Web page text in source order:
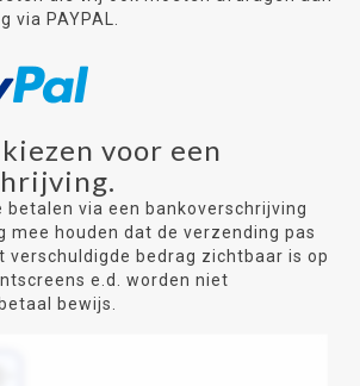
via PAYPAL.
voor een
betalen via een bankoverschrijving
mee houden dat de verzending pas
verschuldigde bedrag zichtbaar is op
e.d. worden niet
bewijs.